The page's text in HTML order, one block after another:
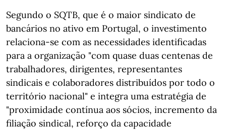
Segundo o SQTB, que é o maior sindicato de
bancários no ativo em Portugal, o investimento
relaciona-se com as necessidades identificadas
para a organização "com quase duas centenas de
trabalhadores, dirigentes, representantes
sindicais e colaboradores distribuídos por todo o
território nacional" e integra uma estratégia de
"proximidade contínua aos sócios, incremento da
filiação sindical, reforço da capacidade